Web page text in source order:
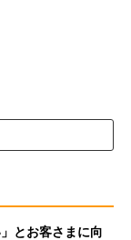
とお客さまに向